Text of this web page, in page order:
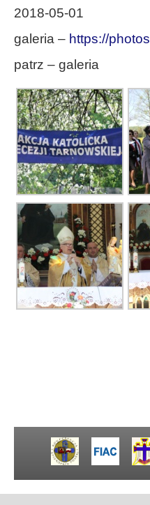
2018-05-01
galeria – https://
patrz – galeria